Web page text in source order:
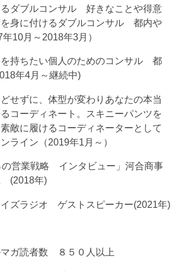
ダブルコンサル 好きなことや得意
身に付けるダブルコンサル 都内や
10月～2018年3月）
持ちたい個人のためのコンサル 都
年4月～継続中)
せずに、体型が変わりあなたの本当
コーディネート。スキニーパンツを
敵に履けるコーディネーターとして
ライン（2019年1月～）
の営業戦略 インタビュー」河合商事
(2018年)
ズラジオ ゲストスピーカー(2021年)
ガ読者数 ８５０人以上